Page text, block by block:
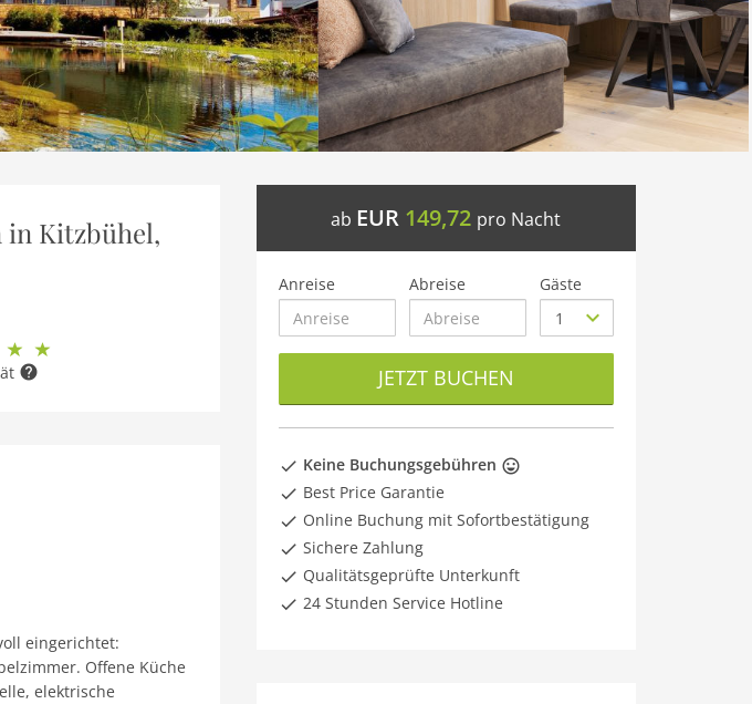
in Kitzbühel,
eingerichtet:
Offene Küche
elektrische
ab EUR 149,72 pro Nacht
Anreise Abreise Gäste
JETZT BUCHEN
Keine Buchungsgebühren
Best Price Garantie
Online Buchung mit Sofortbestätigung
Sichere Zahlung
Qualitätsgeprüfte Unterkunft
24 Stunden Service Hotline